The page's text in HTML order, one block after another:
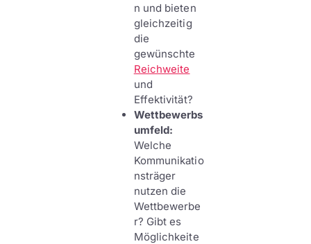
n und bieten
gleichzeitig
die
gewünschte
Reichweite
und
Effektivität?
Wettbewerbs
umfeld:
Welche
Kommunikatio
nsträger
nutzen die
Wettbewerbe
r? Gibt es
Möglichkeite